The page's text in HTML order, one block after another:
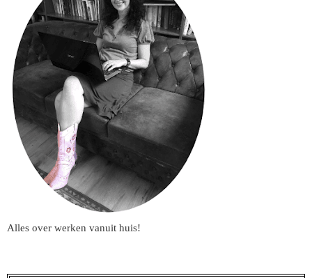
Alles over werken vanuit huis!